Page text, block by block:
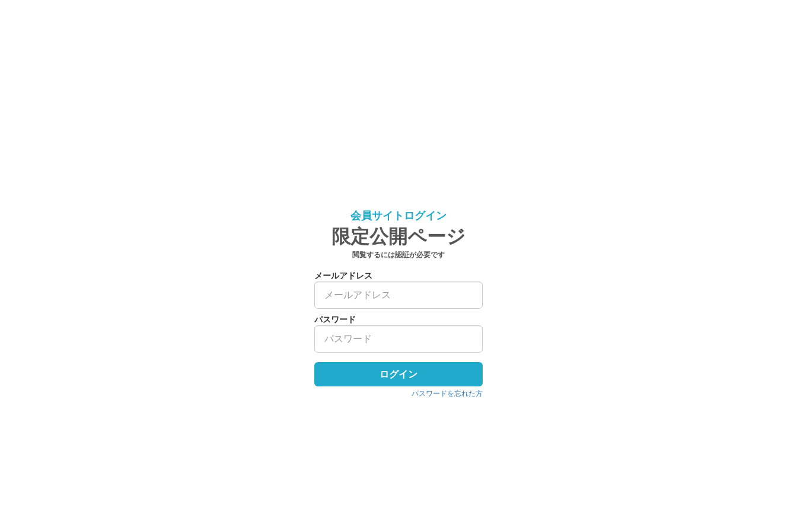
会員サイトログイン
限定公開ページ
閲覧するには認証が必要です
メールアドレス
パスワード
ログイン
パスワードを忘れた方